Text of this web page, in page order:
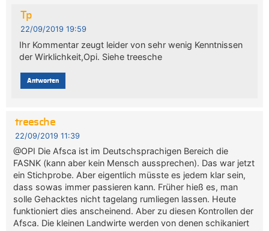
Tp
22/09/2019 19:59
Ihr Kommentar zeugt leider von sehr wenig Kenntnissen
der Wirklichkeit,Opi. Siehe treesche
Antworten
treesche
22/09/2019 11:39
@OPI Die Afsca ist im Deutschsprachigen Bereich die
FASNK (kann aber kein Mensch aussprechen). Das war jetzt
ein Stichprobe. Aber eigentlich müsste es jedem klar sein,
dass sowas immer passieren kann. Früher hieß es, man
solle Gehacktes nicht tagelang rumliegen lassen. Heute
funktioniert dies anscheinend. Aber zu diesen Kontrollen der
Afsca. Die kleinen Landwirte werden von denen schikaniert